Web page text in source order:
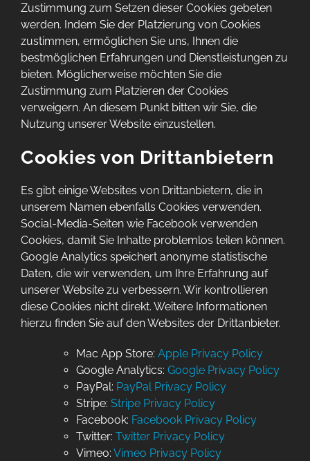
Zustimmung zum Setzen dieser Cookies gebeten
werden. Indem Sie der Platzierung von Cookies
zustimmen, ermöglichen Sie uns, Ihnen die
bestmöglichen Erfahrungen und Dienstleistungen zu
bieten. Möglicherweise möchten Sie die
Zustimmung zum Platzieren der Cookies
verweigern. An diesem Punkt bitten wir Sie, die
Nutzung unserer Website einzustellen.
Cookies von Drittanbietern
Es gibt einige Websites von Drittanbietern, die in
unserem Namen ebenfalls Cookies verwenden.
Social-Media-Seiten wie Facebook verwenden
Cookies, damit Sie Inhalte problemlos teilen können.
Google Analytics speichert anonyme statistische
Daten, die wir verwenden, um Ihre Erfahrung auf
unserer Website zu verbessern. Wir kontrollieren
diese Cookies nicht direkt. Weitere Informationen
hierzu finden Sie auf den Websites der Drittanbieter.
Mac App Store: Apple Privacy Policy
Google Analytics: Google Privacy Policy
PayPal: PayPal Privacy Policy
Stripe: Stripe Privacy Policy
Facebook: Facebook Privacy Policy
Twitter: Twitter Privacy Policy
Vimeo: Vimeo Privacy Policy